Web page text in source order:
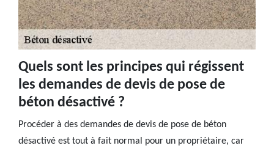
Quels sont les principes qui régissent
les demandes de devis de pose de
béton désactivé ?
Procéder à des demandes de devis de pose de béton
désactivé est tout à fait normal pour un propriétaire, car